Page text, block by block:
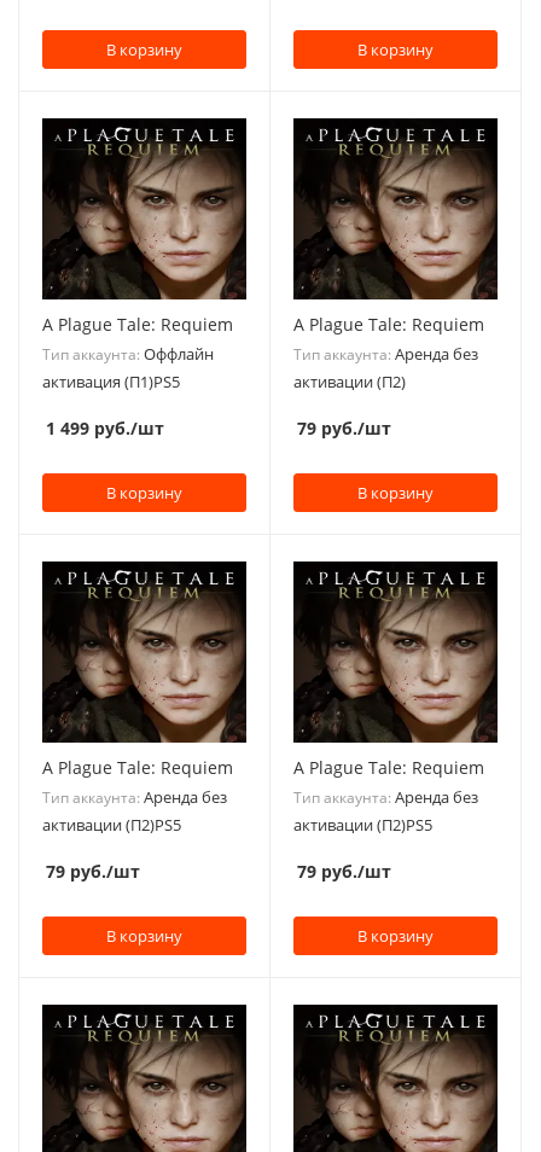
В корзину В корзину
A Plague Tale: Requiem
Тип аккаунта: Оффлайн
активация (П1)PS5
1 499 руб./шт
В корзину
A Plague Tale: Requiem
Тип аккаунта: Аренда без
активации (П2)
79 руб./шт
В корзину
A Plague Tale: Requiem
Тип аккаунта: Аренда без
активации (П2)PS5
79 руб./шт
В корзину
A Plague Tale: Requiem
Тип аккаунта: Аренда без
активации (П2)PS5
79 руб./шт
В корзину